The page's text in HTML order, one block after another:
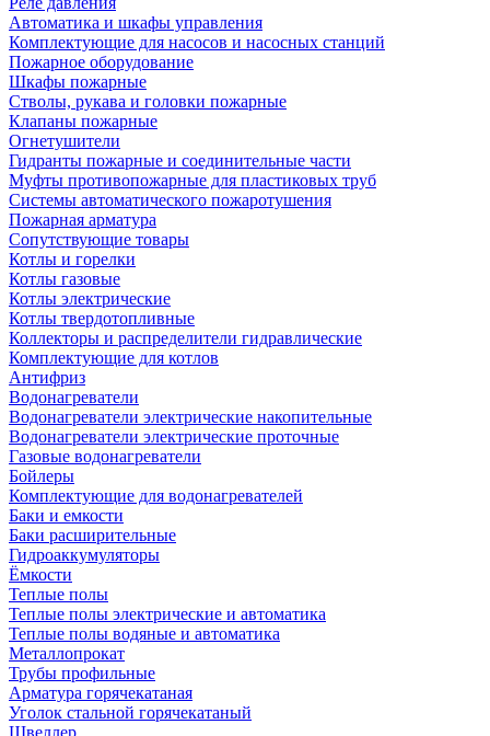
Автоматика и шкафы управления
Комплектующие для насосов и насосных станций
Пожарное оборудование
Шкафы пожарные
Стволы, рукава и головки пожарные
Клапаны пожарные
Огнетушители
Гидранты пожарные и соединительные части
Муфты противопожарные для пластиковых труб
Системы автоматического пожаротушения
Пожарная арматура
Сопутствующие товары
Котлы и горелки
Котлы газовые
Котлы электрические
Котлы твердотопливные
Коллекторы и распределители гидравлические
Комплектующие для котлов
Антифриз
Водонагреватели
Водонагреватели электрические накопительные
Водонагреватели электрические проточные
Газовые водонагреватели
Бойлеры
Комплектующие для водонагревателей
Баки и емкости
Баки расширительные
Гидроаккумуляторы
Ёмкости
Теплые полы
Теплые полы электрические и автоматика
Теплые полы водяные и автоматика
Металлопрокат
Трубы профильные
Арматура горячекатаная
Уголок стальной горячекатаный
Швеллер